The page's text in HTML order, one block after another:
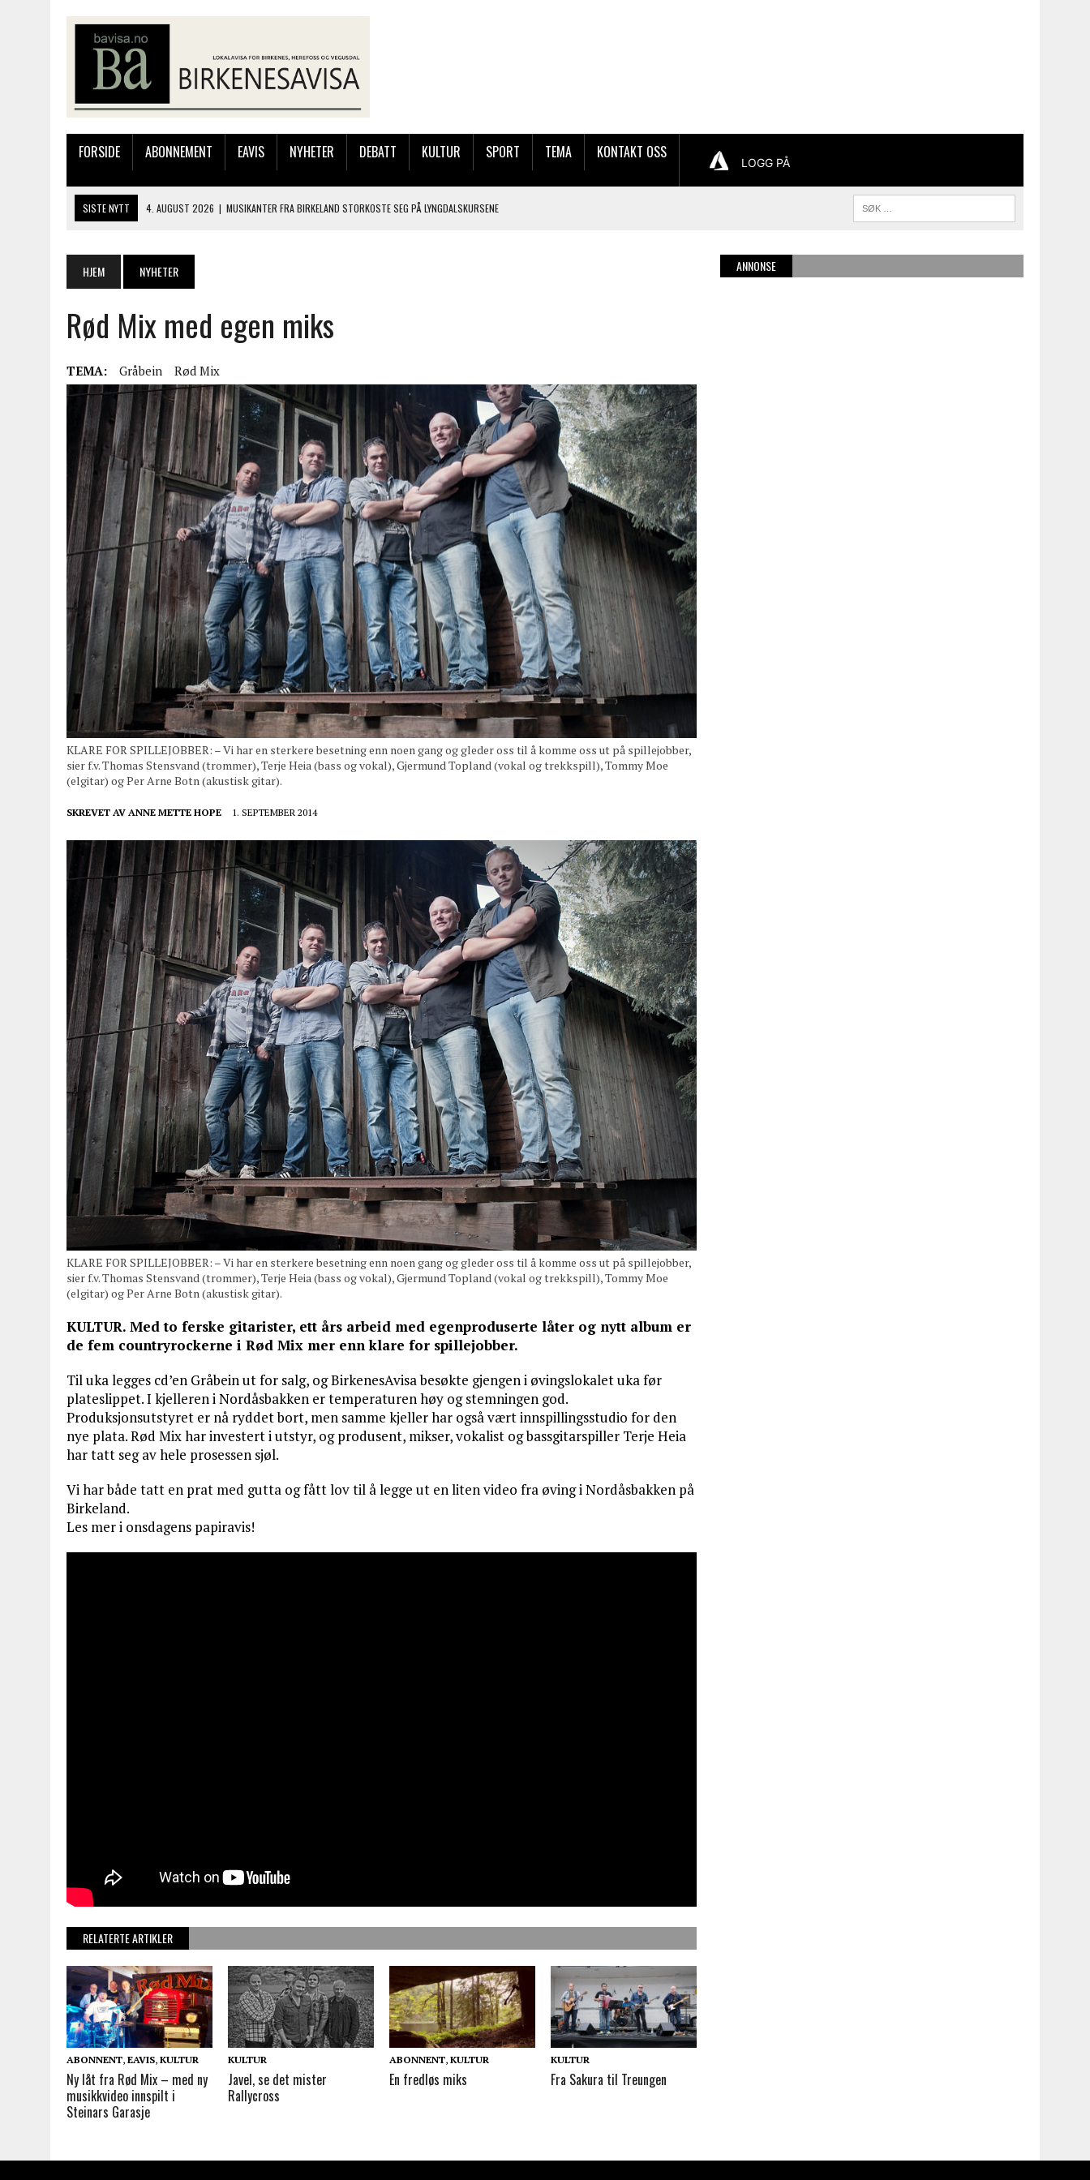
FORSIDE ABONNEMENT EAVIS NYHETER DEBATT KULTUR SPORT TEMA KONTAKT OSS
LOGG PÅ
SISTE NYTT 4. AUGUST 2026 | MUSIKANTER FRA BIRKELAND STORKOSTE SEG PÅ LYNGDALSKURSENE
3. AUGUST 2026 | 333.000 KRONER TIL SKOLEPROSJEKT I PERU: HAGEBASAREN PÅ RUGSLAND SAMLET HUNDREVIS AV GJESTER
4. AUGUST 2026
SILJE LØLAND STILTE UT I TOLLBODEN – NÅ STILLER HUN UT PÅ SØRLANDSUTSTILLINGEN.
HJEM NYHETER
Rød Mix med egen miks
TEMA: Gråbein Rød Mix
KLARE FOR SPILLEJOBBER: – Vi har en sterkere besetning enn noen gang og gleder oss til å komme oss ut på spillejobber,
sier f.v. Thomas Stensvand (trommer), Terje Heia (bass og vokal), Gjermund Topland (vokal og trekkspill), Tommy Moe
(elgitar) og Per Arne Botn (akustisk gitar).
SKREVET AV ANNE METTE HOPE 1. SEPTEMBER 2014
KLARE FOR SPILLEJOBBER: – Vi har en sterkere besetning enn noen gang og gleder oss til å komme oss ut på spillejobber,
sier f.v. Thomas Stensvand (trommer), Terje Heia (bass og vokal), Gjermund Topland (vokal og trekkspill), Tommy Moe
(elgitar) og Per Arne Botn (akustisk gitar).
KULTUR. Med to ferske gitarister, ett års arbeid med egenproduserte låter og nytt album er
de fem countryrockerne i Rød Mix mer enn klare for spillejobber.
Til uka legges cd’en Gråbein ut for salg, og BirkenesAvisa besøkte gjengen i øvingslokalet uka før
plateslippet. I kjelleren i Nordåsbakken er temperaturen høy og stemningen god.
Produksjonsutstyret er nå ryddet bort, men samme kjeller har også vært innspillingsstudio for den
nye plata. Rød Mix har investert i utstyr, og produsent, mikser, vokalist og bassgitarspiller Terje Heia
har tatt seg av hele prosessen sjøl.
Vi har både tatt en prat med gutta og fått lov til å legge ut en liten video fra øving i Nordåsbakken på
Birkeland.
Les mer i onsdagens papiravis!
RELATERTE ARTIKLER
ABONNENT, EAVIS, KULTUR
Ny låt fra Rød Mix – med ny
musikkvideo innspilt i
Steinars Garasje
KULTUR
Javel, se det mister
Rallycross
ABONNENT,KULTUR
En fredløs miks
KULTUR
Fra Sakura til Treungen
ANNONSE